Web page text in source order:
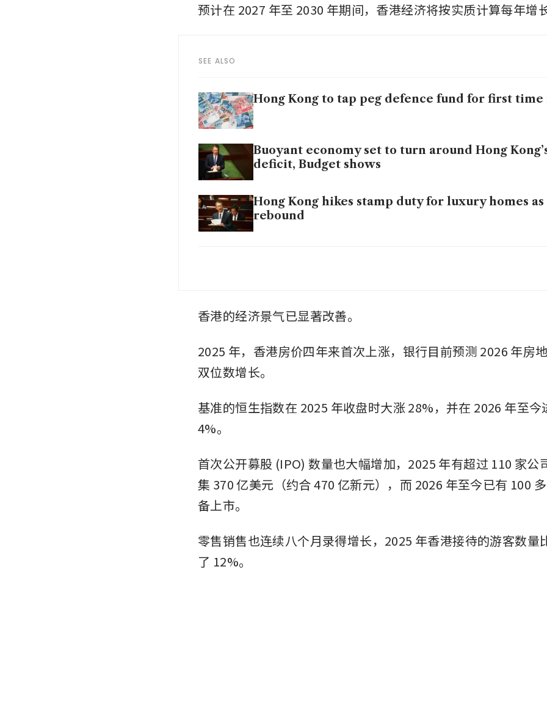
预计在 2027 年至 2030 年期间，香港经济将按实质计算每年增
SEE ALSO
Hong Kong to tap peg defence fund for first time
Buoyant economy set to turn around Hong
deficit, Budget shows
Hong Kong hikes stamp duty for luxury homes as
rebound
香港的经济景气已显著改善。
2025 年，香港房价四年来首次上涨，银行目前预测 2026 年房
双位数增长。
基准的恒生指数在 2025 年收盘时大涨 28%，并在 2026 年至
4%。
首次公开募股 (IPO) 数量也大幅增加，2025 年有超过 110 家公
集 370 亿美元（约合 470 亿新元），而 2026 年至今已有 100
备上市。
零售销售也连续八个月录得增长，2025 年香港接待的游客数量
了 12%。